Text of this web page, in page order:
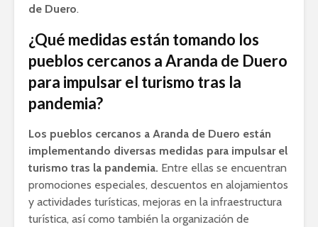
de Duero.
¿Qué medidas están tomando los
pueblos cercanos a Aranda de Duero
para impulsar el turismo tras la
pandemia?
Los pueblos cercanos a Aranda de Duero están
implementando diversas medidas para impulsar el
turismo tras la pandemia. Entre ellas se encuentran
promociones especiales, descuentos en alojamientos
y actividades turísticas, mejoras en la infraestructura
turística, así como también la organización de